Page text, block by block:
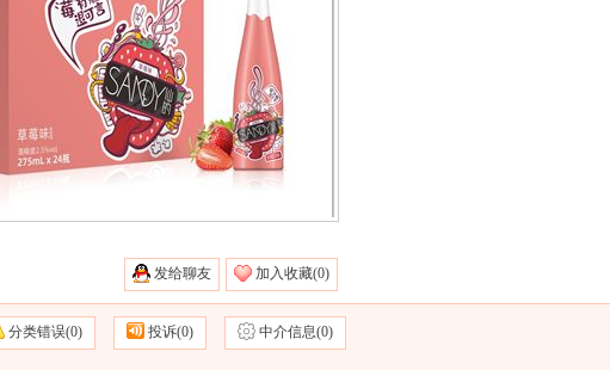
发给聊友 加入收藏(0)
分类错误(0) 投诉(0) 中介信息(0)